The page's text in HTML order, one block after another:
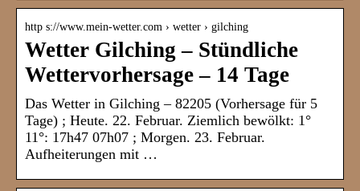
http s://www.mein-wetter.com › wetter › gilching
Wetter Gilching – Stündliche
Wettervorhersage – 14 Tage
Das Wetter in Gilching – 82205 (Vorhersage für 5
Tage) ; Heute. 22. Februar. Ziemlich bewölkt: 1°
11°: 17h47 07h07 ; Morgen. 23. Februar.
Aufheiterungen mit …